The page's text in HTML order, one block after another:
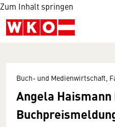
Zum Inhalt springen
Buch- und Medienwirtschaft,
Angela